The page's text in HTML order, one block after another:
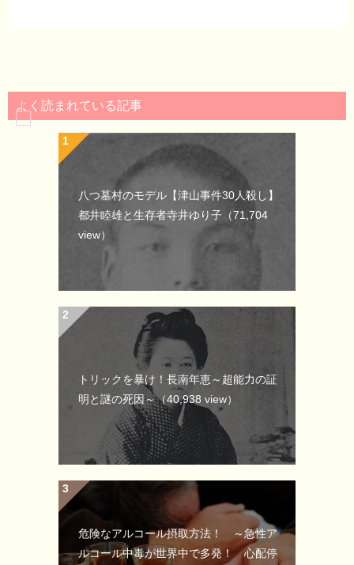
よく読まれている記事
八つ墓村のモデル【津山事件30人殺し】
都井睦雄と生存者寺井ゆり子 （71,704
view）
トリックを暴け！長南年恵～超能力の証
明と謎の死因～（40,938 view）
危険なアルコール摂取方法！ ～急性ア
ルコール中毒が世界中で多発！ 心配停